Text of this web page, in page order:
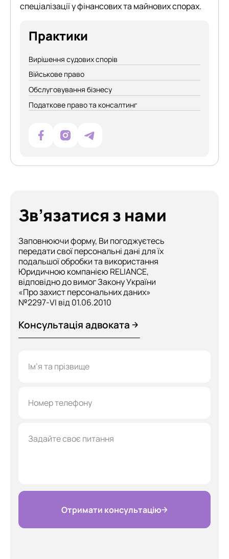
спеціалізації у фінансових та майнових спорах.
Практики
Вирішення судових спорів
Військове право
Обслуговування бізнесу
Податкове право та консалтинг
Зв’язатися з нами
Заповнюючи форму, Ви погоджуєтесь
передати свої персональні дані для їх
подальшої обробки та використання
Юридичною компанією RELIANCE,
відповідно до вимог Закону України
«Про захист персональних даних»
№2297-VI від 01.06.2010
Консультація адвоката
Отримати консультацію